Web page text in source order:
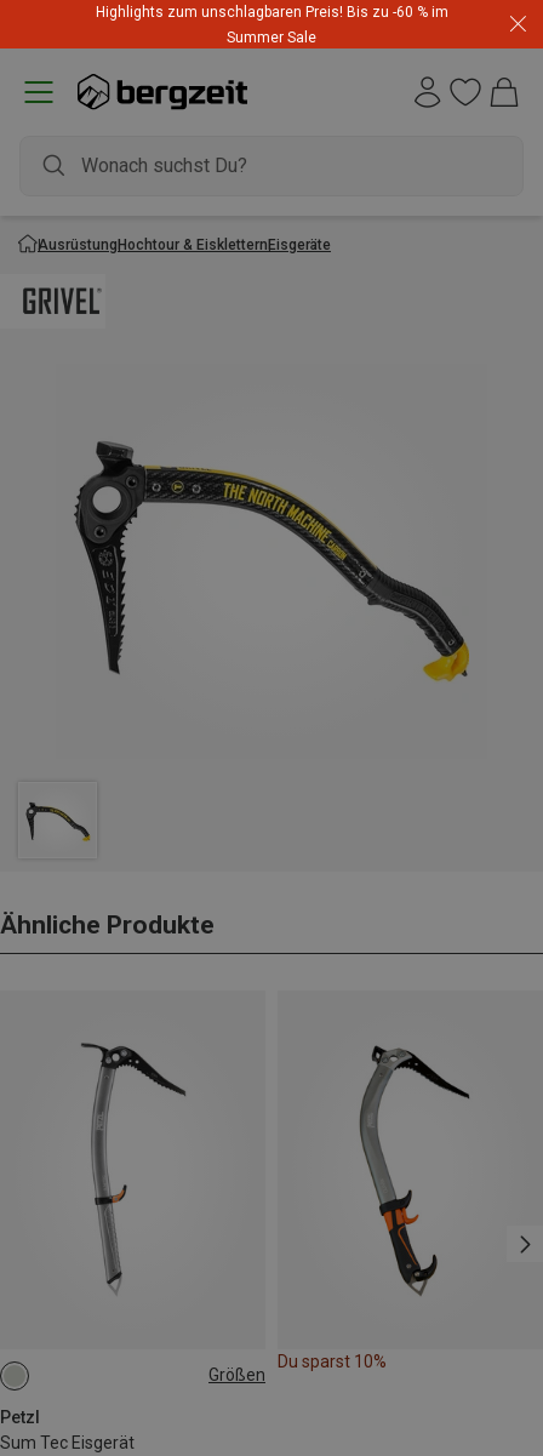
Highlights zum unschlagbaren Preis! Bis zu -60 % im
Summer Sale
AusrüstungHochtour & EiskletternEisgeräte
Ähnliche Produkte
Größen
Petzl
Sum Tec Eisgerät
SCHAUFEL
Du sparst 10%